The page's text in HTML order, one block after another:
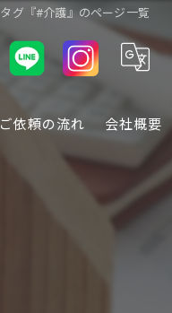
タグ『#介護』のページ一覧
ご依頼の流れ 会社概要